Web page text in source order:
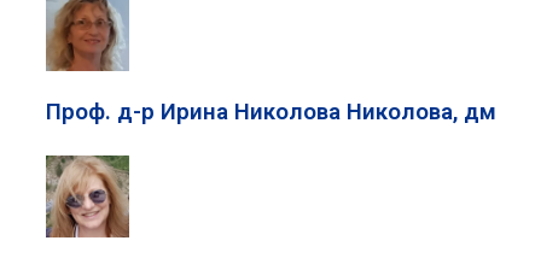
Проф. д-р Ирина Николова Николова, дм